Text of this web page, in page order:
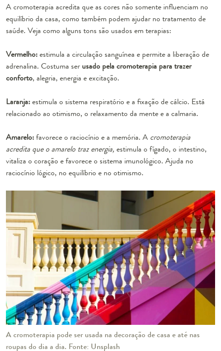
A cromoterapia acredita que as cores não somente influenciam no
equilíbrio da casa, como também podem ajudar no tratamento de
saúde. Veja como alguns tons são usados em terapias:
Vermelho:estimula a circulação sanguínea e permite a liberação de
adrenalina. Costuma ser usado pela cromoterapia para trazer
conforto, alegria, energia e excitação.
Laranja:estimula o sistema respiratório e a fixação de cálcio. Está
relacionado ao otimismo, o relaxamento da mente e a calmaria.
Amarelo:favorece o raciocínio e a memória. A cromoterapia
acredita que o amarelo traz energia, estimula o fígado, o intestino,
vitaliza o coração e favorece o sistema imunológico. Ajuda no
raciocínio lógico, no equilíbrio e no otimismo.
A cromoterapia pode ser usada na decoração de casa e até nas
roupas do dia a dia. Fonte: Unsplash